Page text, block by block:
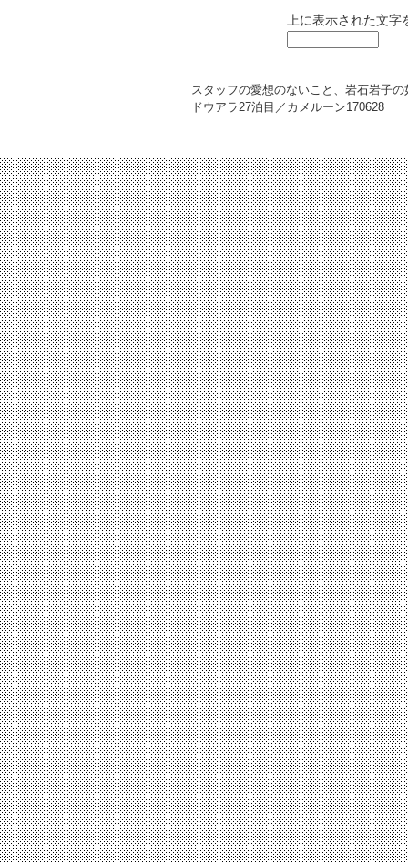
上に表示された文
スタッフの愛想のないこと、岩石岩子の
ドウアラ27泊目／カメルーン170628